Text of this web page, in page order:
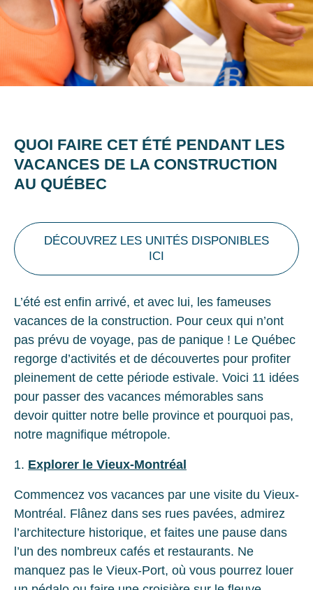
QUOI FAIRE CET ÉTÉ PENDANT LES
VACANCES DE LA CONSTRUCTION
AU QUÉBEC
DÉCOUVREZ LES UNITÉS DISPONIBLES
ICI
L’été est enfin arrivé, et avec lui, les fameuses
vacances de la construction. Pour ceux qui n’ont
pas prévu de voyage, pas de panique ! Le Québec
regorge d’activités et de découvertes pour profiter
pleinement de cette période estivale. Voici 11 idées
pour passer des vacances mémorables sans
devoir quitter notre belle province et pourquoi pas,
notre magnifique métropole.
1. Explorer le Vieux-Montréal
Commencez vos vacances par une visite du Vieux-
Montréal. Flânez dans ses rues pavées, admirez
l’architecture historique, et faites une pause dans
l’un des nombreux cafés et restaurants. Ne
manquez pas le Vieux-Port, où vous pourrez louer